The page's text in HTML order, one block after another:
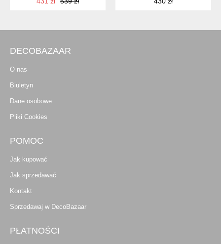
DECOBAZAAR
O nas
Biuletyn
Dane osobowe
Pliki Cookies
POMOC
Jak kupować
Jak sprzedawać
Kontakt
Sprzedawaj w DecoBazaar
PŁATNOŚCI